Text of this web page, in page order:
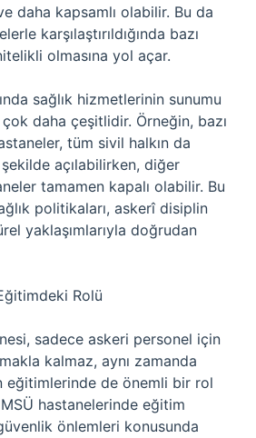
daha kapsamlı olabilir. Bu da
karşılaştırıldığında bazı
olmasına yol açar.
sağlık hizmetlerinin sunumu
daha çeşitlidir. Örneğin, bazı
tüm sivil halkın da
açılabilirken, diğer
tamamen kapalı olabilir. Bu
politikaları, askerî disiplin
yaklaşımlarıyla doğrudan
Rolü
sadece askeri personel için
kalmaz, aynı zamanda
eğitimlerinde de önemli bir rol
hastanelerinde eğitim
önlemleri konusunda